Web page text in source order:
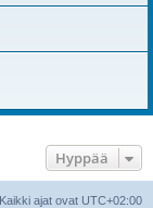
Hyppää
Kaikki ajat ovat UTC+02:00